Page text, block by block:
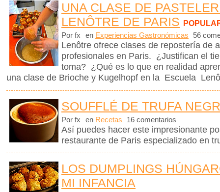
UNA CLASE DE
LENÔTRE DE PARIS
Por fx en Experiencias Gastronómicas 56
Lenôtre ofrece clases de repostería de
profesionales en Paris. ¿Justifican el
toma? ¿Qué es lo que en realidad
una clase de Brioche y Kugelhopf en la Escuela
SOUFFLÉ DE TRUFA
Por fx en Recetas 16 comentarios
Así puedes hacer este impresionante
restaurante de Paris especializado en
LOS DUMPLINGS
MI INFANCIA